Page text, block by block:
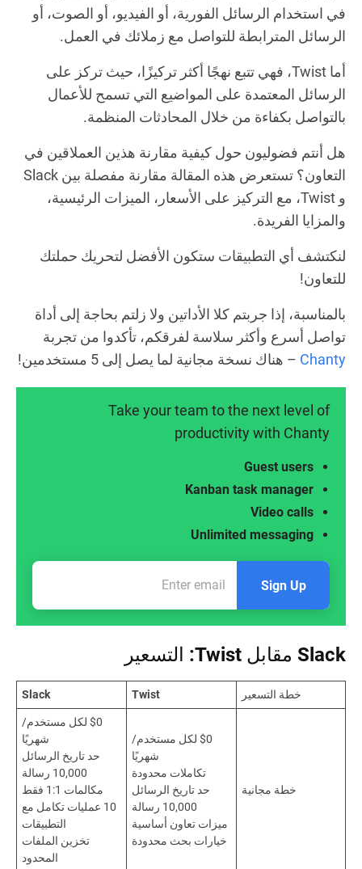
في استخدام الرسائل الفورية، أو الفيديو، أو الصوت، أو
الرسائل المترابطة للتواصل مع زملائك في العمل.
أما Twist، فهي تتبع نهجًا أكثر تركيزًا، حيث تركز على
الرسائل المعتمدة على المواضيع التي تسمح للأعمال
بالتواصل بكفاءة من خلال المحادثات المنظمة.
هل أنتم فضوليون حول كيفية مقارنة هذين العملاقين في
التعاون؟ تستعرض هذه المقالة مقارنة مفصلة بين Slack
و Twist، مع التركيز على الأسعار، الميزات الرئيسية،
والمزايا الفريدة.
لنكتشف أي التطبيقات ستكون الأفضل لتحريك حملتك
للتعاون!
بالمناسبة، إذا جربتم كلا الأداتين ولا زلتم بحاجة إلى أداة
تواصل أسرع وأكثر سلاسة لفرقكم، تأكدوا من تجربة
Chanty – هناك نسخة مجانية لما يصل إلى 5 مستخدمين!
Take your team to the next level of
productivity with Chanty
Unlimited messaging
Video calls
Kanban task manager
Guest users
Sign Up
Slack مقابل Twist: التسعير
خطة التسعير Twist
Slack
خطة مجانية
$0 لكل مستخدم/
شهريًا
تكاملات محدودة
حد تاريخ الرسائل
10,000 رسالة
ميزات تعاون أساسية
خيارات بحث محدودة
$0 لكل مستخدم/
شهريًا
حد تاريخ الرسائل
10,000 رسالة
مكالمات 1:1 فقط
10 عمليات تكامل مع
التطبيقات
تخزين الملفات
المحدود